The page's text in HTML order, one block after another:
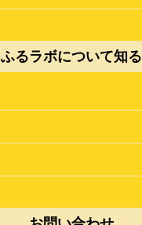
ふるラボについて知る